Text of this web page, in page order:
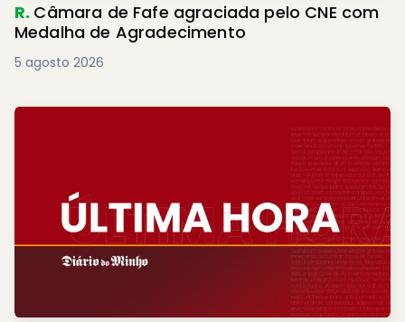
R. Câmara de Fafe agraciada pelo CNE com
Medalha de Agradecimento
5 agosto 2026